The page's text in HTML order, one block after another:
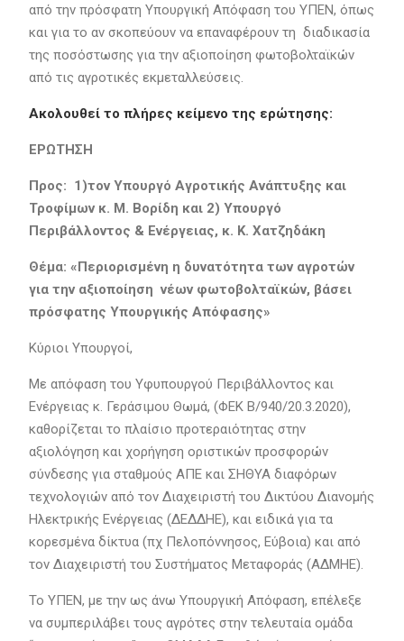
από την πρόσφατη Υπουργική Απόφαση του ΥΠΕΝ, όπως
και για το αν σκοπεύουν να επαναφέρουν τη διαδικασία
της ποσόστωσης για την αξιοποίηση φωτοβολταϊκών
από τις αγροτικές εκμεταλλεύσεις.
Ακολουθεί το πλήρες κείμενο της ερώτησης:
ΕΡΩΤΗΣΗ
Προς: 1)τον Υπουργό Αγροτικής Ανάπτυξης και
Τροφίμων κ. Μ. Βορίδη και 2) Υπουργό
Περιβάλλοντος & Ενέργειας, κ. Κ. Χατζηδάκη
Θέμα: «Περιορισμένη η δυνατότητα των αγροτών
για την αξιοποίηση νέων φωτοβολταϊκών, βάσει
πρόσφατης Υπουργικής Απόφασης»
Κύριοι Υπουργοί,
Με απόφαση του Υφυπουργού Περιβάλλοντος και
Ενέργειας κ. Γεράσιμου Θωμά, (ΦΕΚ Β/940/20.3.2020),
καθορίζεται το πλαίσιο προτεραιότητας στην
αξιολόγηση και χορήγηση οριστικών προσφορών
σύνδεσης για σταθμούς ΑΠΕ και ΣΗΘΥΑ διαφόρων
τεχνολογιών από τον Διαχειριστή του Δικτύου Διανομής
Ηλεκτρικής Ενέργειας (ΔΕΔΔΗΕ), και ειδικά για τα
κορεσμένα δίκτυα (πχ Πελοπόννησος, Εύβοια) και από
τον Διαχειριστή του Συστήματος Μεταφοράς (ΑΔΜΗΕ).
Το ΥΠΕΝ, με την ως άνω Υπουργική Απόφαση, επέλεξε
να συμπεριλάβει τους αγρότες στην τελευταία ομάδα